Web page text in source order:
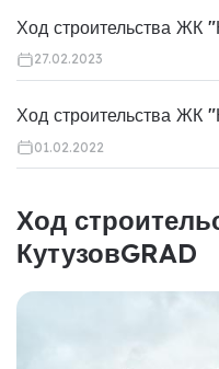
Ход строительства ЖК
27.02.2023
Ход строительства ЖК
01.02.2022
Ход
КутузовGRAD